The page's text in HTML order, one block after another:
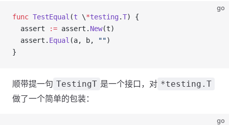
go
func TestEqual (t \*testing .T) {
  assert
:= assert . New(t)
  assert
. Equal (a, b, "")
}
顺带提一句 TestingT 是一个接口，对 *testing.T
做了一个简单的包装：
go